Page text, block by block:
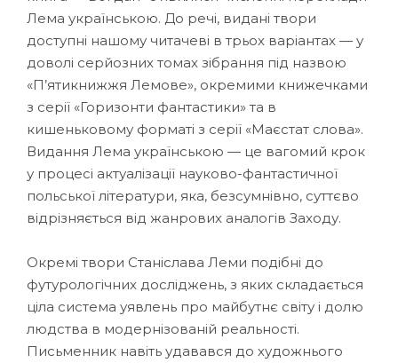
Лема українською. До речі, видані твори
доступні нашому читачеві в трьох варіантах — у
доволі серйозних томах зібрання під назвою
«П’ятикнижжя Лемове», окремими книжечками
з серії «Горизонти фантастики» та в
кишеньковому форматі з серії «Маєстат слова».
Видання Лема українською — це вагомий крок
у процесі актуалізації науково-фантастичної
польської літератури, яка, безсумнівно, суттєво
відрізняється від жанрових аналогів Заходу.
Окремі твори Станіслава Леми подібні до
футурологічних досліджень, з яких складається
ціла система уявлень про майбутнє світу і долю
людства в модернізованій реальності.
Письменник навіть удавався до художнього